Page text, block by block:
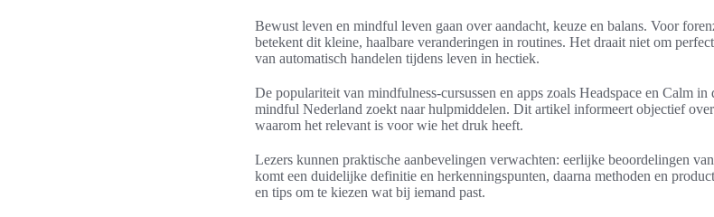
Bewust leven en mindful leven gaan over aandacht, keuze en balans. Voor
betekent dit kleine, haalbare veranderingen in routines. Het draait niet om
van automatisch handelen tijdens leven in hectiek.
De populariteit van mindfulness-cursussen en apps zoals Headspace en Calm in
mindful Nederland zoekt naar hulpmiddelen. Dit artikel informeert objectief
waarom het relevant is voor wie het druk heeft.
Lezers kunnen praktische aanbevelingen verwachten: eerlijke beoordelingen
komt een duidelijke definitie en herkenningspunten, daarna methoden en
en tips om te kiezen wat bij iemand past.